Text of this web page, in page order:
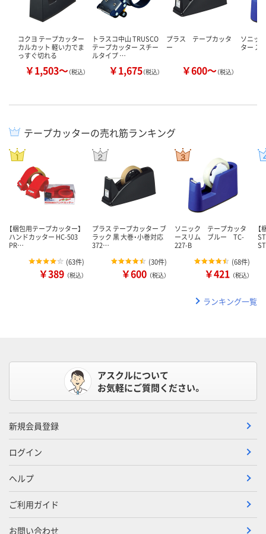
コクヨ テープカッター
カルカット 軽い力でま
っすぐ切れる
￥1,503～（税込）
トラスコ中山 TRUSCO
テープカッター スチー
ルタイプ …
￥1,675（税込）
プラス テープカッタ
ー
￥600～（税込）
ソニッ
ター ス
テープカッターの売れ筋ランキング
【梱包用テープカッター】
ハンドカッター HC-503
PR…
(63件)
￥389 （税込）
プラス テープカッター ブ
ラック 黒 大巻・小巻対応
372…
(30件)
￥600 （税込）
ソニック テープカッタ
ースリム ブルー TC-
227-B
(68件)
￥421 （税込）
ランキング一覧
アスクルについて
お気軽にご質問ください。
新規会員登録
ログイン
ヘルプ
ご利用ガイド
お問い合わせ